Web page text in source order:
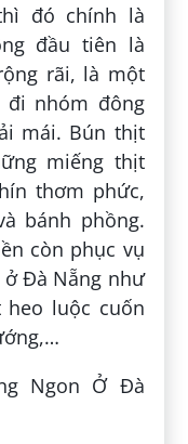
đó chính là
đầu tiên là
rãi, là một
đi nhóm đông
mái. Bún thịt
miếng thịt
thơm phức,
bánh phồng.
còn phục vụ
ở Đà Nẵng như
luộc cuốn